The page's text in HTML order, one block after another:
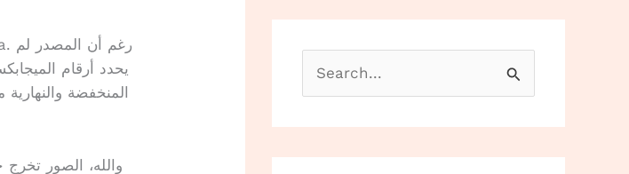
يحدد أرقام
المنخفضة
والله، الصور تخرج
u
s
c